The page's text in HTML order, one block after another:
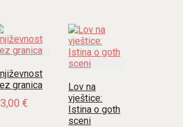
granica
€
Lov na
vještice:
Istina o goth
sceni